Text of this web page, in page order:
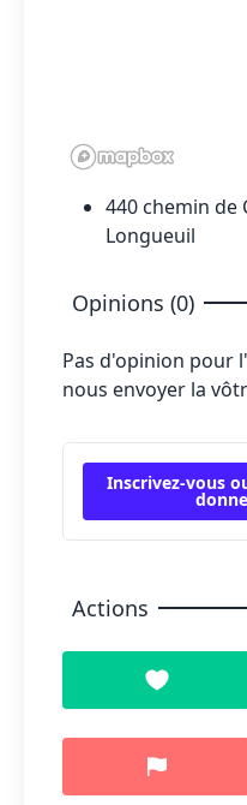
440 chemin de
Longueuil
Opinions (0)
Pas d'opinion pour
nous envoyer la
Inscrivez-vous
Actions